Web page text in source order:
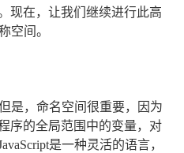
现在，让我们继续进行此高
空间。
是，命名空间很重要，因为
序的全局范围中的变量，对
是一种灵活的语言，